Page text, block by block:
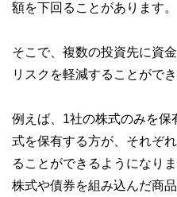
額を下回ることがあります。
そこで、複数の投資先に資
リスクを軽減することができ
例えば、1社の株式のみを
式を保有する方が、それぞ
ることができるようになり
株式や債券を組み込んだ商